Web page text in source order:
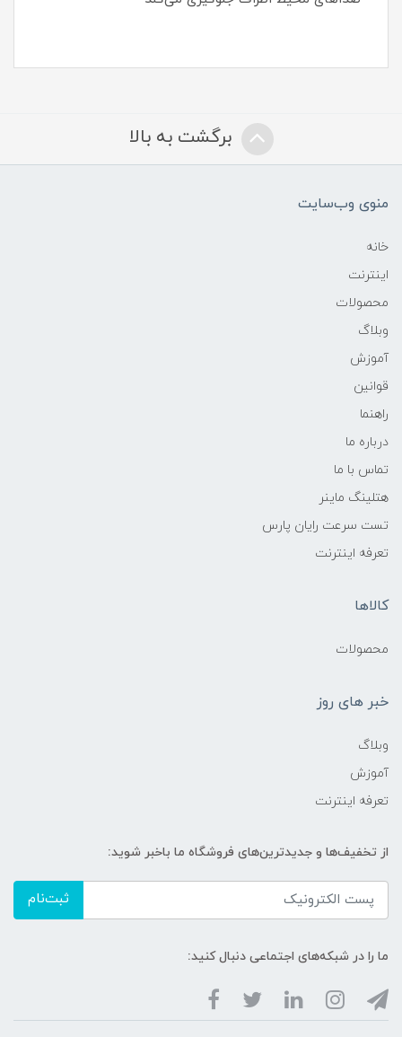
برگشت به بالا
منوی وب‌سایت
خانه
اینترنت
محصولات
وبلاگ
آموزش
قوانین
راهنما
درباره ما
تماس با ما
هتلینگ ماینر
تست سرعت رایان پارس
تعرفه اینترنت
کالاها
محصولات
خبر های روز
وبلاگ
آموزش
تعرفه اینترنت
از تخفیف‌ها و جدیدترین‌های فروشگاه ما باخبر شوید:
ثبت‌نام
ما را در شبکه‌های اجتماعی دنبال کنید: